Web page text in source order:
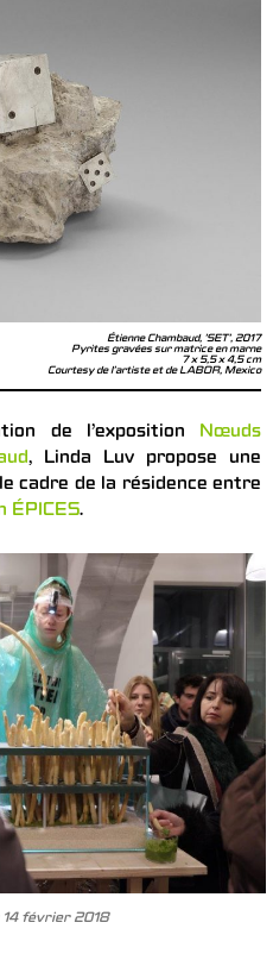
Étienne Chambaud, 'SET', 2017
Pyrites gravées sur matrice en marne
7 x 5,5 x 4,5 cm
Courtesy de l’artiste et de LABOR, Mexico
de l’exposition Nœuds
, Linda Luv propose une
cadre de la résidence entre
ÉPICES.
14 février 2018